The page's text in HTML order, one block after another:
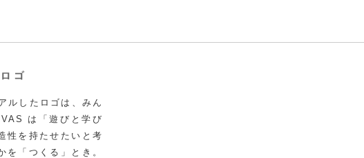
ルしたロゴは、みん
は「遊びと学び
性を持たせたいと考
を「つくる」とき。